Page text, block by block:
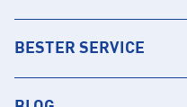
BESTER SERVICE